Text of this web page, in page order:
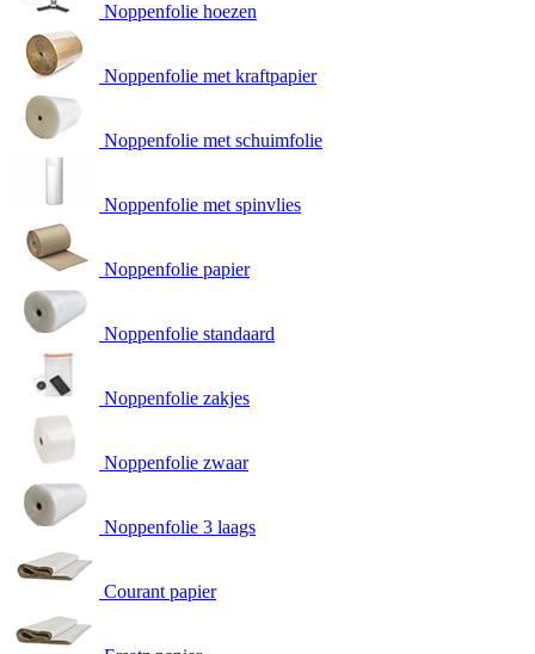
Noppenfolie hoezen
Noppenfolie met kraftpapier
Noppenfolie met schuimfolie
Noppenfolie met spinvlies
Noppenfolie papier
Noppenfolie standaard
Noppenfolie zakjes
Noppenfolie zwaar
Noppenfolie 3 laags
Courant papier